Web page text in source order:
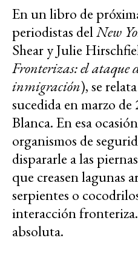
En un libro de
periodistas delNew
Shear y Julie
Fronterizas: el ataque
inmigración), se
sucedida en marzo de
Blanca. En esa
organismos de
dispararle a las
que creasen lagunas
serpientes o
interacción
absoluta.